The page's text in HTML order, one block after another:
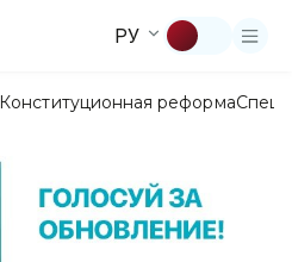
РУ
Конституционная реформа